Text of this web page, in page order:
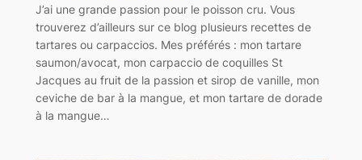
J’ai une grande passion pour le poisson cru. Vous
trouverez d’ailleurs sur ce blog plusieurs recettes de
tartares ou carpaccios. Mes préférés : mon tartare
saumon/avocat, mon carpaccio de coquilles St
Jacques au fruit de la passion et sirop de vanille, mon
ceviche de bar à la mangue, et mon tartare de dorade
à la mangue…